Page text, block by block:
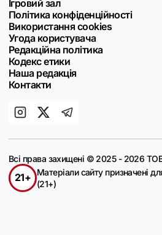
Ігровий зал
Політика конфіденційності
Використання cookies
Угода користувача
Редакційна політика
Кодекс етики
Наша редакція
Контакти
Всі права захищені © 2025 - 2026
21+
Матеріали сайту призначені
(21+)